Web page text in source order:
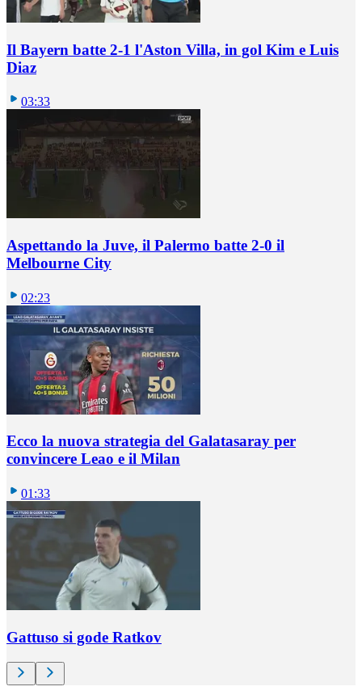
Il Bayern batte 2-1 l'Aston Villa, in gol Kim e Luis
Diaz
03:33
Aspettando la Juve, il Palermo batte 2-0 il
Melbourne City
02:23
Ecco la nuova strategia del Galatasaray per
convincere Leao e il Milan
01:33
Gattuso si gode Ratkov